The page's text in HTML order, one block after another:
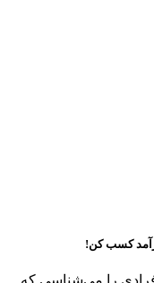
کسب کن!
افرادی را می‌شناسی که